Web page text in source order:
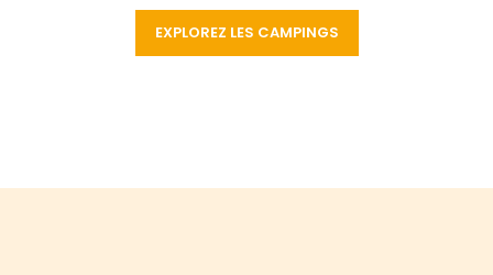
EXPLOREZ LES CAMPINGS